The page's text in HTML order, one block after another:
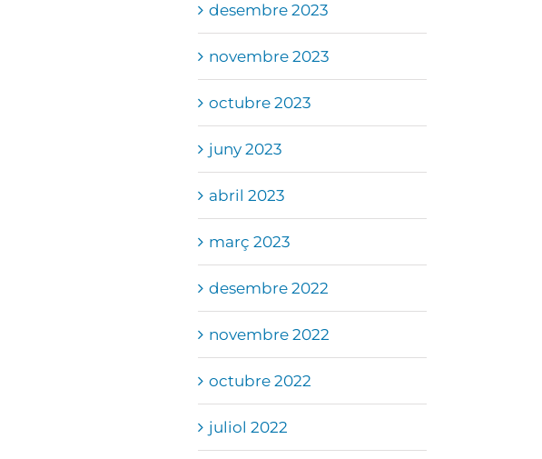
desembre 2023
novembre 2023
octubre 2023
juny 2023
abril 2023
març 2023
desembre 2022
novembre 2022
octubre 2022
juliol 2022